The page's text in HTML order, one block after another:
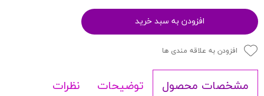
افزودن به سبد خرید
افزودن به علاقه مندی ها
مشخصات محصول توضیحات نظرات